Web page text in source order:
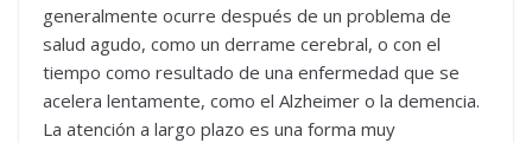
generalmente ocurre después de un problema de
salud agudo, como un derrame cerebral, o con el
tiempo como resultado de una enfermedad que se
acelera lentamente, como el Alzheimer o la demencia.
La atención a largo plazo es una forma muy